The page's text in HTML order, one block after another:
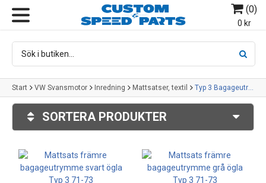
(0)
0 kr
Start VW Svansmotor Inredning Mattsatser, textil Typ 3 Bagageutrymme fram
SORTERA PRODUKTER